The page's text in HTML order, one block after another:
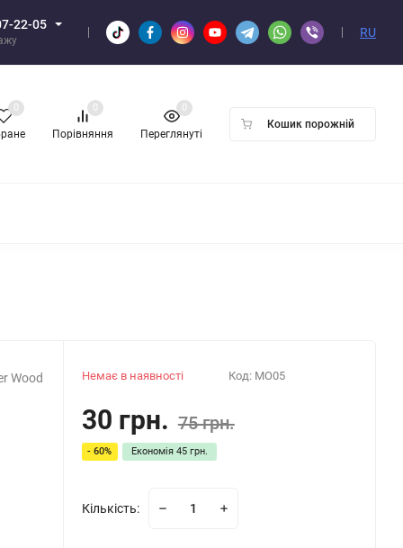
22-05
RU
0
Порівняння
0
Переглянуті
0
Кошик порожній
Wood Немає в наявності Код: MO05
30 грн. 75 грн.
- 60% Економія 45 грн.
Кількість: